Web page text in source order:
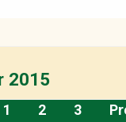
2015
1 2 3